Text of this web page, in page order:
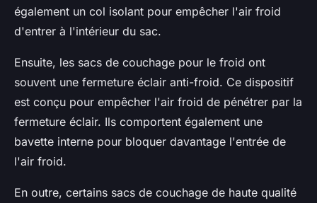
également un col isolant pour empêcher l'air froid
d'entrer à l'intérieur du sac.
Ensuite, les sacs de couchage pour le froid ont
souvent une fermeture éclair anti-froid. Ce dispositif
est conçu pour empêcher l'air froid de pénétrer par la
fermeture éclair. Ils comportent également une
bavette interne pour bloquer davantage l'entrée de
l'air froid.
En outre, certains sacs de couchage de haute qualité